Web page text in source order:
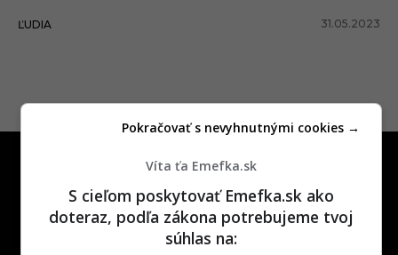
ĽUDIA 31.05.2023
Víta ťa Emefka.sk
S cieľom poskytovať Emefka.sk ako
doteraz, podľa zákona potrebujeme tvoj
súhlas na:
Pokračovať s nevyhnutnými cookies →